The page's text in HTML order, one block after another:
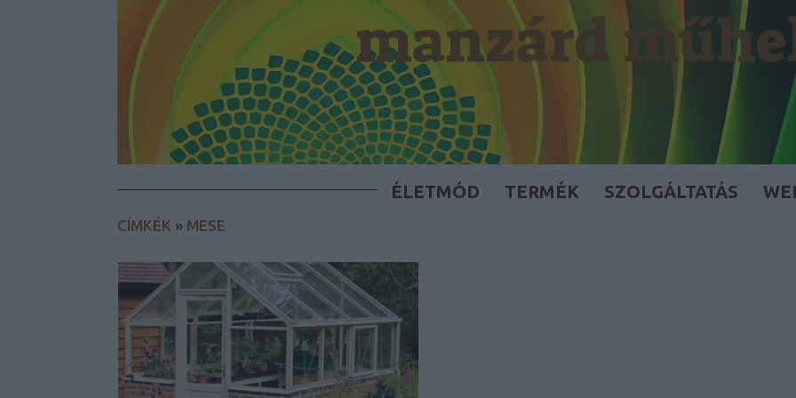
manzárd
ÉLETMÓD TERMÉK SZOLGÁLTATÁS
CÍMKÉK » MESE